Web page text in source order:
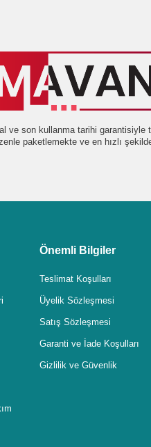
ve son kullanma tarihi garantisiyle
paketlemekte ve en hızlı
Önemli Bilgiler
Teslimat Koşulları
Üyelik Sözleşmesi
Satış Sözleşmesi
Garanti ve İade Koşulları
Gizlilik ve Güvenlik